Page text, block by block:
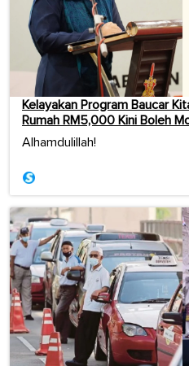
Kelayakan Program Baucar
Rumah RM5,000 Kini Boleh
Alhamdulillah!